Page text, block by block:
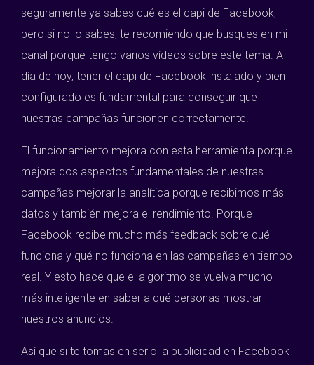
seguramente ya sabes qué es el capi de Facebook,
pero si no lo sabes, te recomiendo que busques en mi
canal porque tengo varios vídeos sobre este tema. A
día de hoy, tener el capi de Facebook instalado y bien
configurado es fundamental para conseguir que
nuestras campañas funcionen correctamente.
El funcionamiento mejora con esta herramienta porque
mejora dos aspectos fundamentales de nuestras
campañas mejorar la analítica porque recibimos más
datos y también mejora el rendimiento. Porque
Facebook recibe mucho más feedback sobre qué
funciona y qué no funciona en las campañas en tiempo
real. Y esto hace que el algoritmo se vuelva mucho
más inteligente en saber a qué personas mostrar
nuestros anuncios.
Así que si te tomas en serio la publicidad en Facebook